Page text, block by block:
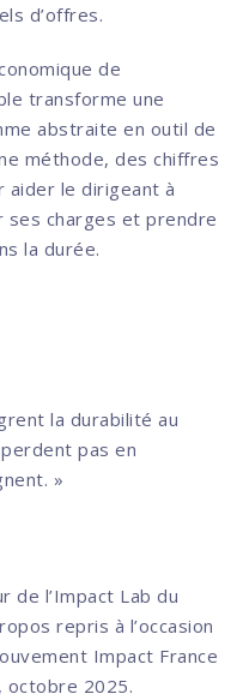
d’offres.
de
transforme une
abstraite en outil de
méthode, des chiffres
aider le dirigeant à
charges et prendre
la durée.
la durabilité au
pas en
»
de l’Impact Lab du
repris à l’occasion
Impact France
octobre 2025.